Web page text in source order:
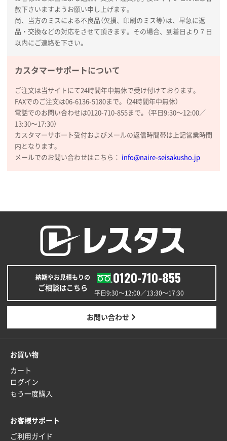
赦下さいますようお願い申し上げます。
尚、当方のミスによる不良品（欠損、印刷のミス等）は、早急に返
品・交換などの対応をさせて頂きます。その場合、到着日より７日
以内にご連絡を下さい。
カスタマーサポートについて
ご注文は当サイトにて24時間年中無休で受け付けております。
FAXでのご注文は06-6136-5180まで。（24時間年中無休）
電話でのお問い合わせは0120-710-855まで。（平日9:30〜12:00／
13:30〜17:30）
カスタマーサポート受付およびメールの返信時間帯は上記営業時間
内となります。
メールでのお問い合わせはこちら： info@naire-seisakusho.jp
納期やお見積もりの
ご相談はこちら
0120-710-855
平日9:30〜12:00／13:30〜17:30
お問い合わせ
お買い物
カート
ログイン
もう一度購入
お客様サポート
ご利用ガイド